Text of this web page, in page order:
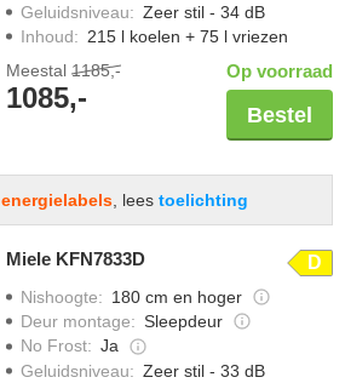
Geluidsniveau: Zeer stil - 34 dB
Inhoud: 215 l koelen + 75 l vriezen
Meestal 1185,-
1085,-
Op voorraad
Bestel
energielabels, lees toelichting
Miele KFN7833D D
Nishoogte: 180 cm en hoger
Deur montage: Sleepdeur
No Frost: Ja
Geluidsniveau: Zeer stil - 33 dB